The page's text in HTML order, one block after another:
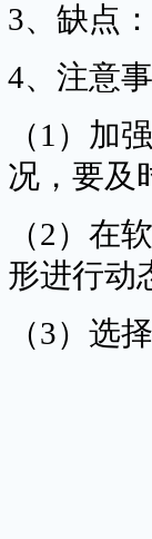
3、缺点
4、注意
（1）加
况，要及
（2）在
形进行动
（3）选